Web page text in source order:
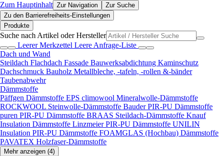
Zum Hauptinhalt Zur Navigation
Zur Suche
Zu den Barrierefreiheits-Einstellungen
Produkte
Suche nach Artikel oder Hersteller
Leerer Merkzettel Leere Anfrage-Liste
Dach und Wand
Steildach Flachdach Fassade Bauwerksabdichtung Kaminschutz
Dachschmuck Bauholz Metallbleche, -tafeln, -rollen &-bänder
Taubenabwehr
Dämmstoffe
Päffgen Dämmstoffe EPS climowool Mineralwolle-Dämmstoffe
ROCKWOOL Steinwolle-Dämmstoffe Bauder PIR-PU Dämmstoffe
puren PIR-PU Dämmstoffe BRAAS Steildach-Dämmstoffe Knauf
Insulation Dämmstoffe Linzmeier PIR-PU Dämmstoffe UNILIN
Insulation PIR-PU Dämmstoffe FOAMGLAS (Hochbau) Dämmstoffe
PAVATEX Holzfaser-Dämmstoffe
Mehr anzeigen (4)